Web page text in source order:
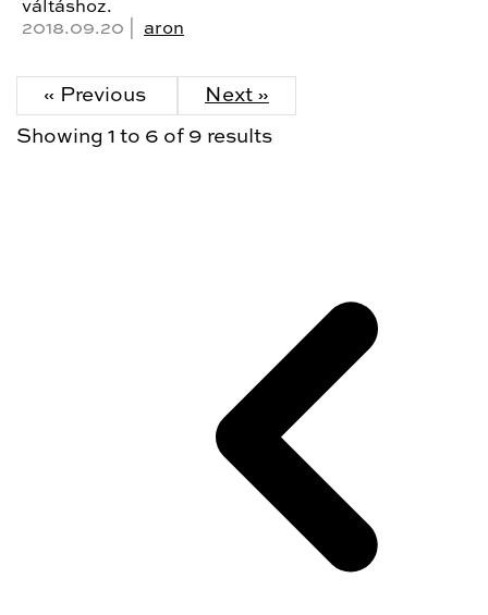
váltáshoz.
2018.09.20 | aron
« Previous Next »
Showing 1 to 6 of 9 results